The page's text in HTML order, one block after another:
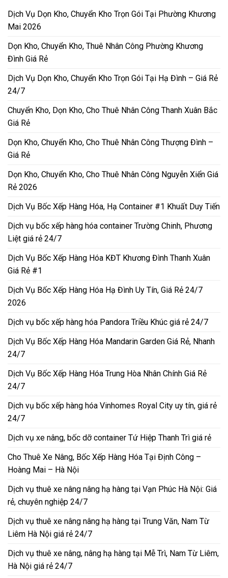
Dịch Vụ Dọn Kho, Chuyển Kho Trọn Gói Tại Phường Khương
Mai 2026
Dọn Kho, Chuyển Kho, Thuê Nhân Công Phường Khương
Đình Giá Rẻ
Dịch Vụ Dọn Kho, Chuyển Kho Trọn Gói Tại Hạ Đình – Giá Rẻ
24/7
Chuyển Kho, Dọn Kho, Cho Thuê Nhân Công Thanh Xuân Bắc
Giá Rẻ
Dọn Kho, Chuyển Kho, Cho Thuê Nhân Công Thượng Đình –
Giá Rẻ
Dọn Kho, Chuyển Kho, Cho Thuê Nhân Công Nguyễn Xiển Giá
Rẻ 2026
Dịch Vụ Bốc Xếp Hàng Hóa, Hạ Container #1 Khuất Duy Tiến
Dịch vụ bốc xếp hàng hóa container Trường Chinh, Phương
Liệt giá rẻ 24/7
Dịch Vụ Bốc Xếp Hàng Hóa KĐT Khương Đình Thanh Xuân
Giá Rẻ #1
Dịch Vụ Bốc Xếp Hàng Hóa Hạ Đình Uy Tín, Giá Rẻ 24/7
2026
Dịch vụ bốc xếp hàng hóa Pandora Triều Khúc giá rẻ 24/7
Dịch Vụ Bốc Xếp Hàng Hóa Mandarin Garden Giá Rẻ, Nhanh
24/7
Dịch Vụ Bốc Xếp Hàng Hóa Trung Hòa Nhân Chính Giá Rẻ
24/7
Dịch vụ bốc xếp hàng hóa Vinhomes Royal City uy tín, giá rẻ
24/7
Dịch vụ xe nâng, bốc dỡ container Tứ Hiệp Thanh Trì giá rẻ
Cho Thuê Xe Nâng, Bốc Xếp Hàng Hóa Tại Định Công –
Hoàng Mai – Hà Nội
Dịch vụ thuê xe nâng nâng hạ hàng tại Vạn Phúc Hà Nội: Giá
rẻ, chuyên nghiệp 24/7
Dịch vụ thuê xe nâng nâng hạ hàng tại Trung Văn, Nam Từ
Liêm Hà Nội giá rẻ 24/7
Dịch vụ thuê xe nâng, nâng hạ hàng tại Mễ Trì, Nam Từ Liêm,
Hà Nội giá rẻ 24/7